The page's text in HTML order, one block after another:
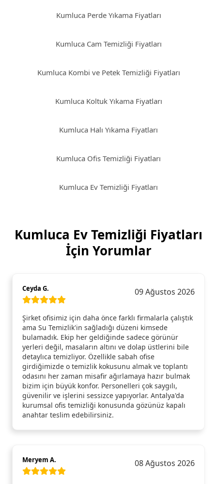
Kumluca Perde Yıkama Fiyatları
Kumluca Cam Temizliği Fiyatları
Kumluca Kombi ve Petek Temizliği Fiyatları
Kumluca Koltuk Yıkama Fiyatları
Kumluca Halı Yıkama Fiyatları
Kumluca Ofis Temizliği Fiyatları
Kumluca Ev Temizliği Fiyatları
Kumluca Ev Temizliği Fiyatları
İçin Yorumlar
Ceyda G. 09 Ağustos 2026
Şirket ofisimiz için daha önce farklı firmalarla çalıştık
ama Su Temizlik'in sağladığı düzeni kimsede
bulamadık. Ekip her geldiğinde sadece görünür
yerleri değil, masaların altını ve dolap üstlerini bile
detaylıca temizliyor. Özellikle sabah ofise
girdiğimizde o temizlik kokusunu almak ve toplantı
odasını her zaman misafir ağırlamaya hazır bulmak
bizim için büyük konfor. Personelleri çok saygılı,
güvenilir ve işlerini sessizce yapıyorlar. Antalya'da
kurumsal ofis temizliği konusunda gözünüz kapalı
anahtar teslim edebilirsiniz.
Meryem A. 08 Ağustos 2026